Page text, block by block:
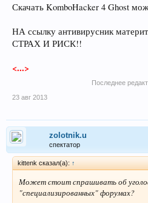
Скачать KomboHacker 4 Ghost
НА ссылку антивирусник
СТРАХ И РИСК!!
<...>
Последнее
23 авг 2013
zolotnik.u
спектатор
kittenk сказал(а): ↑
Может стоит спрашивать об
"специализированных" форумах?